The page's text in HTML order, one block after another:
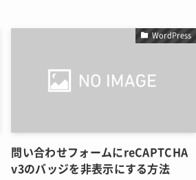
WordPress
問い合わせフォームにreCAPTCHA
v3のバッジを非表示にする方法